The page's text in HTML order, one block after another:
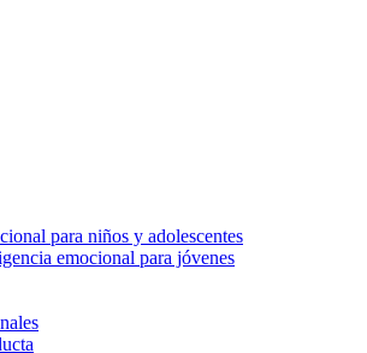
para niños y adolescentes
emocional para jóvenes